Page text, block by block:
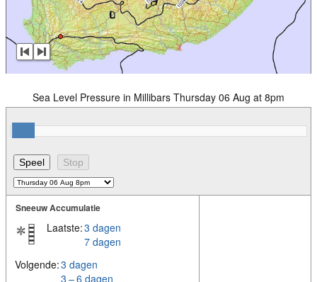
Sea Level Pressure in Millibars Thursday 06 Aug at 8pm
Sneeuw Accumulatie
Laatste:3 dagen
7 dagen
Volgende:3 dagen
3 – 6 dagen